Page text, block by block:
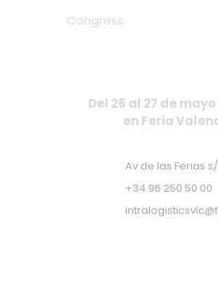
Congress
Del 26 al 27 de
en Feria
Av de las Ferias
+34 96 250 50 00